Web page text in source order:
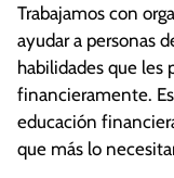
Trabajamos con
ayudar a personas
habilidades que les
financieramente.
educación
que más lo